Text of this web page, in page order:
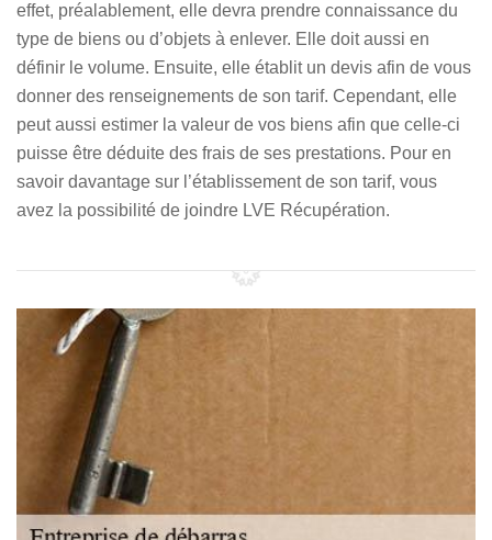
effet, préalablement, elle devra prendre connaissance du
type de biens ou d’objets à enlever. Elle doit aussi en
définir le volume. Ensuite, elle établit un devis afin de vous
donner des renseignements de son tarif. Cependant, elle
peut aussi estimer la valeur de vos biens afin que celle-ci
puisse être déduite des frais de ses prestations. Pour en
savoir davantage sur l’établissement de son tarif, vous
avez la possibilité de joindre LVE Récupération.